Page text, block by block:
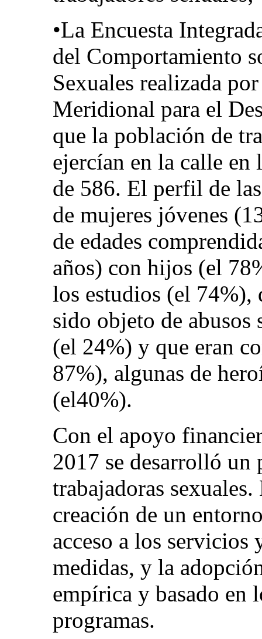
•La Encuesta
del Comportamiento
Sexuales realizada
Meridional para el
que la población de
ejercían en la calle
de 586. El perfil de
de mujeres jóvenes
de edades
años) con hijos (el
los estudios (el 74%),
sido objeto de abusos
(el 24%) y que eran
87%), algunas de
(el40%).
Con el apoyo
2017 se desarrolló
trabajadoras
creación de un
acceso a los servicios
medidas, y la
empírica y basado en
programas.